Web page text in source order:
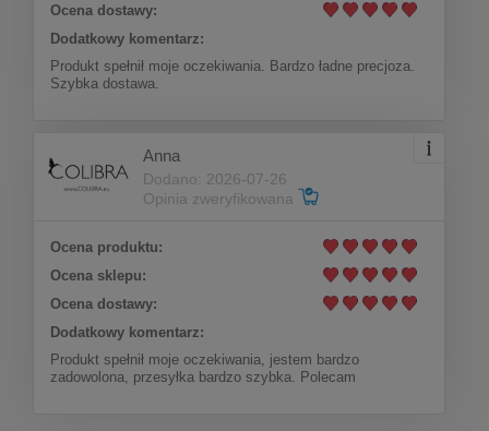
Ocena dostawy:
Dodatkowy komentarz:
Produkt spełnił moje oczekiwania. Bardzo ładne precjoza.
Szybka dostawa.
Anna
Dodano: 2026-07-26
Opinia zweryfikowana
Ocena produktu:
Ocena sklepu:
Ocena dostawy:
Dodatkowy komentarz:
Produkt spełnił moje oczekiwania, jestem bardzo
zadowolona, przesyłka bardzo szybka. Polecam